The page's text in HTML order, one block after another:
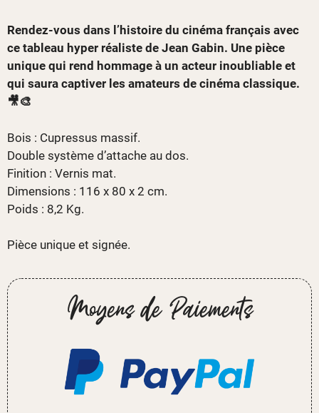
Rendez-vous dans l’histoire du cinéma français avec
ce tableau hyper réaliste de Jean Gabin. Une pièce
unique qui rend hommage à un acteur inoubliable et
qui saura captiver les amateurs de cinéma classique.
🎥🎨
Bois : Cupressus massif.
Double système d’attache au dos.
Finition : Vernis mat.
Dimensions : 116 x 80 x 2 cm.
Poids : 8,2 Kg.
Pièce unique et signée.
Moyens de Paiements